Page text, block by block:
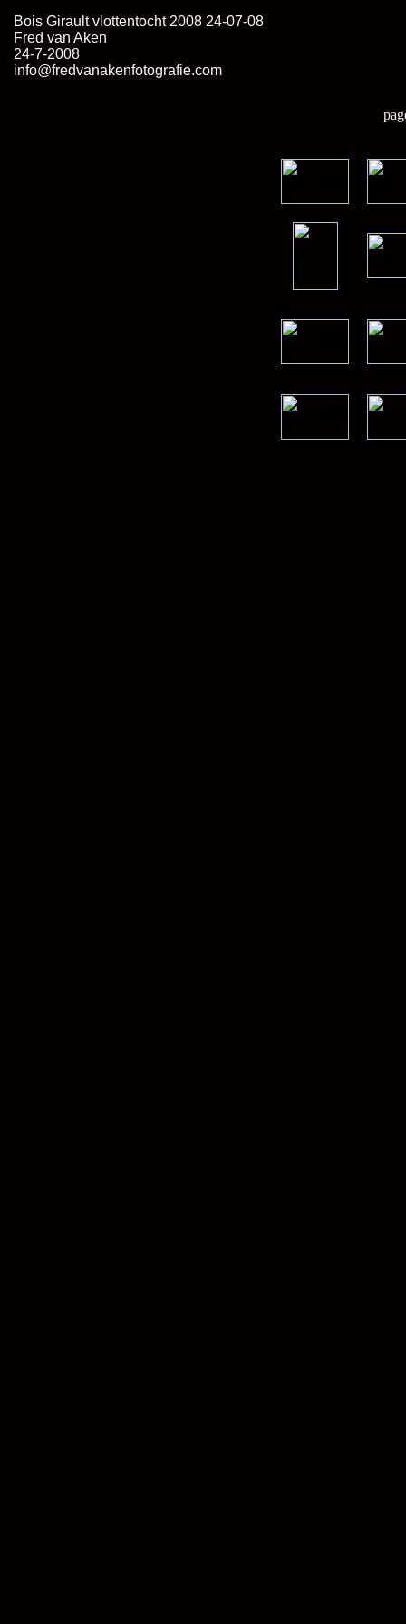
Bois Girault vlottentocht 2008 24-07-08
Fred van Aken
24-7-2008
info@fredvanakenfotografie.com